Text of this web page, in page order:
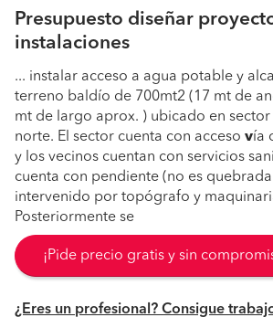
Presupuesto diseñar
instalaciones
... instalar acceso a agua potable y
terreno baldío de 700mt2 (17 mt de
mt de largo aprox. ) ubicado en
norte. El sector cuenta con acceso vía
y los vecinos cuentan con servicios
cuenta con pendiente (no es
intervenido por topógrafo y
Posteriormente se
¡Pide precio gratis y sin
¿Eres un profesional? Consigue